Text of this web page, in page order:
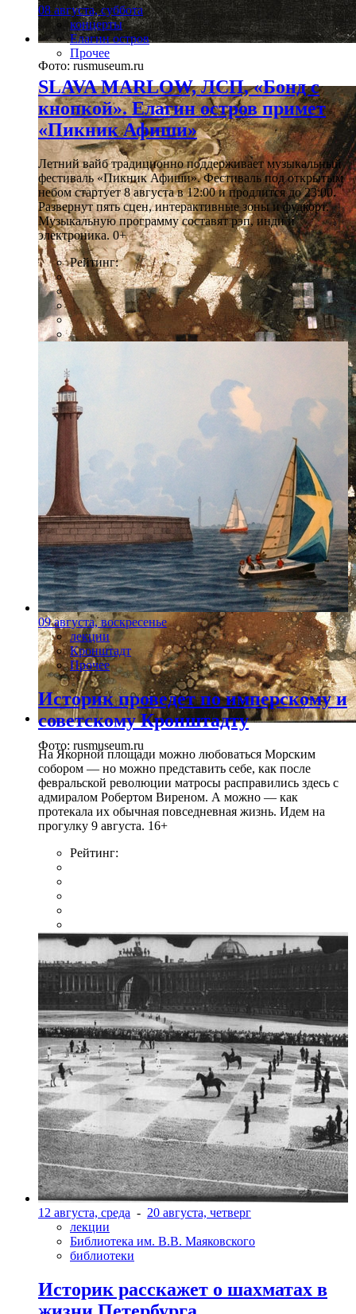
Фото: rusmuseum.ru
Фото: rusmuseum.ru
08 августа, суббота
концерты
Елагин остров
Прочее
SLAVA MARLOW, ЛСП, «Бонд с
кнопкой». Елагин остров примет
«Пикник Афиши»
Летний вайб традиционно поддерживает музыкальный
фестиваль «Пикник Афиши». Фестиваль под открытым
небом стартует 8 августа в 12:00 и продлится до 23:00.
Развернут пять сцен, интерактивные зоны и фудкорт.
Музыкальную программу составят рэп, инди и
электроника. 0+
Рейтинг:
09 августа, воскресенье
лекции
Кронштадт
Прочее
Историк проведет по имперскому и
советскому Кронштадту
На Якорной площади можно любоваться Морским
собором — но можно представить себе, как после
февральской революции матросы расправились здесь с
адмиралом Робертом Виреном. А можно — как
протекала их обычная повседневная жизнь. Идем на
прогулку 9 августа. 16+
Рейтинг:
12 августа, среда - 20 августа, четверг
лекции
Библиотека им. В.В. Маяковского
библиотеки
Историк расскажет о шахматах в